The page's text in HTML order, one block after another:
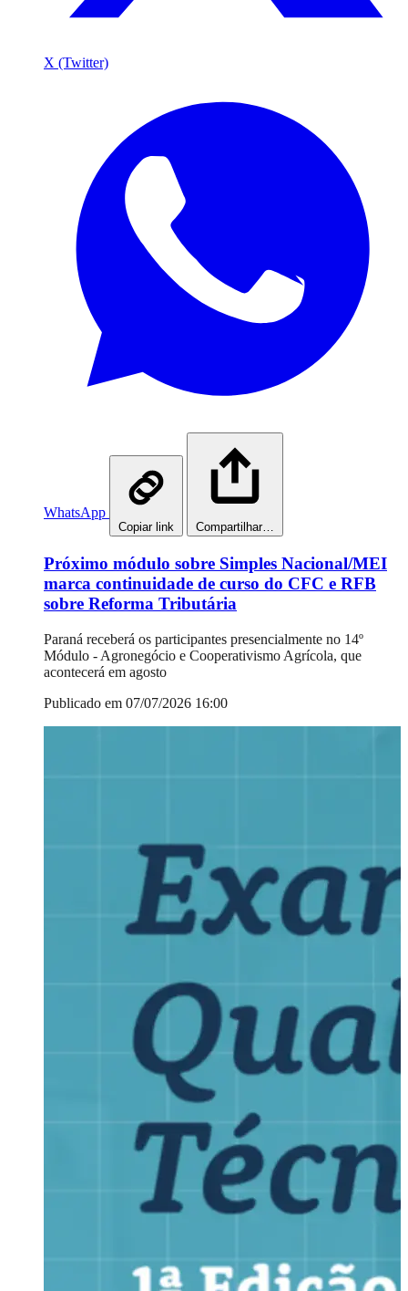
X (Twitter)
WhatsApp
Copiar link Compartilhar…
Próximo módulo sobre Simples Nacional/MEI
marca continuidade de curso do CFC e RFB
sobre Reforma Tributária
Paraná receberá os participantes presencialmente no 14º
Módulo - Agronegócio e Cooperativismo Agrícola, que
acontecerá em agosto
Publicado em 07/07/2026 16:00